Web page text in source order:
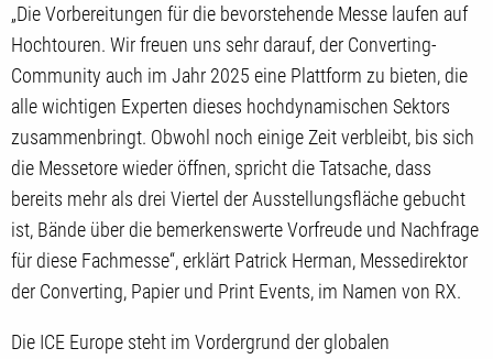
„Die Vorbereitungen für die bevorstehende Messe laufen auf
Hochtouren. Wir freuen uns sehr darauf, der Converting-
Community auch im Jahr 2025 eine Plattform zu bieten, die
alle wichtigen Experten dieses hochdynamischen Sektors
zusammenbringt. Obwohl noch einige Zeit verbleibt, bis sich
die Messetore wieder öffnen, spricht die Tatsache, dass
bereits mehr als drei Viertel der Ausstellungsfläche gebucht
ist, Bände über die bemerkenswerte Vorfreude und Nachfrage
für diese Fachmesse“, erklärt Patrick Herman, Messedirektor
der Converting, Papier und Print Events, im Namen von RX.
Die ICE Europe steht im Vordergrund der globalen